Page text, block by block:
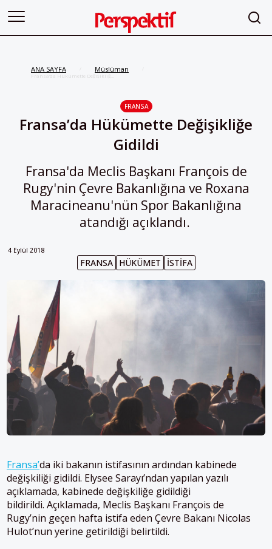
ANA SAYFA Müslüman
Fransa’da Hükümette Değişikliğe
FRANSA
Fransa’da Hükümette Değişikliğe
Gidildi
Fransa'da Meclis Başkanı François de
Rugy'nin Çevre Bakanlığına ve Roxana
Maracineanu'nün Spor Bakanlığına
atandığı açıklandı.
4 Eylül 2018
FRANSA HÜKÜMET İSTIFA
Fransa’da iki bakanın istifasının ardından kabinede
değişkiliği gidildi. Elysee Sarayı’ndan yapılan yazılı
açıklamada, kabinede değişkiliğe gidildiği
bildirildi. Açıklamada, Meclis Başkanı François de
Rugy’nin geçen hafta istifa eden Çevre Bakanı Nicolas
Hulot’nun yerine getirildiği belirtildi.